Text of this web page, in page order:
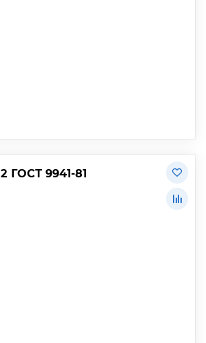
ГОСТ 9941-81